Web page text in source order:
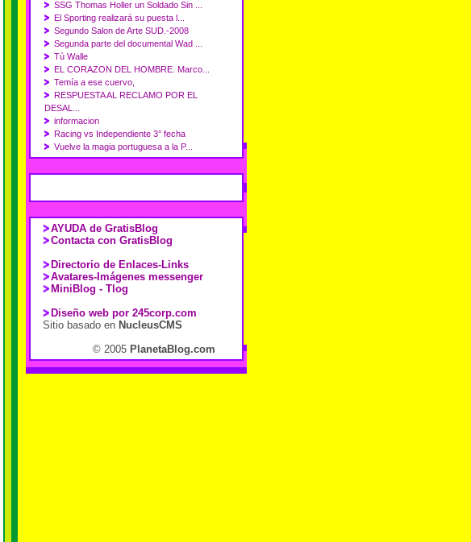
SSG Thomas Holler un Soldado Sin ...
El Sporting realizará su puesta l...
Segundo Salon de Arte SUD.-2008
Segunda parte del documental Wad ...
Tù Walle
EL CORAZON DEL HOMBRE. Marco...
Temía a ese cuervo,
RESPUESTA AL RECLAMO POR EL
DESAL...
informacion
Racing vs Independiente 3° fecha
Vuelve la magia portuguesa a la P...
AYUDA de GratisBlog
Contacta con GratisBlog
Directorio de Enlaces-Links
Avatares-Imágenes messenger
MiniBlog - Tlog
Diseño web por 245corp.com
Sitio basado en NucleusCMS
© 2005 PlanetaBlog.com